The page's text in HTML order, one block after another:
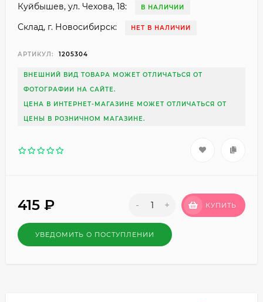
Куйбышев, ул. Чехова, 18: В НАЛИЧИИ
Склад, г. Новосибирск: НЕТ В НАЛИЧИИ
АРТИКУЛ: 1205304
ВНЕШНИЙ ВИД ТОВАРА МОЖЕТ ОТЛИЧАТЬСЯ ОТ
ФОТОГРАФИИ НА САЙТЕ.
ЦЕНА В ИНТЕРНЕТ-МАГАЗИНЕ МОЖЕТ ОТЛИЧАТЬСЯ ОТ
ЦЕНЫ В РОЗНИЧНОМ МАГАЗИНЕ.
415 ₽ - + КУПИТЬ
УВЕДОМИТЬ О ПОСТУПЛЕНИИ